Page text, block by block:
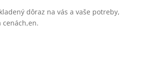
dôraz na vás a vaše potreby,